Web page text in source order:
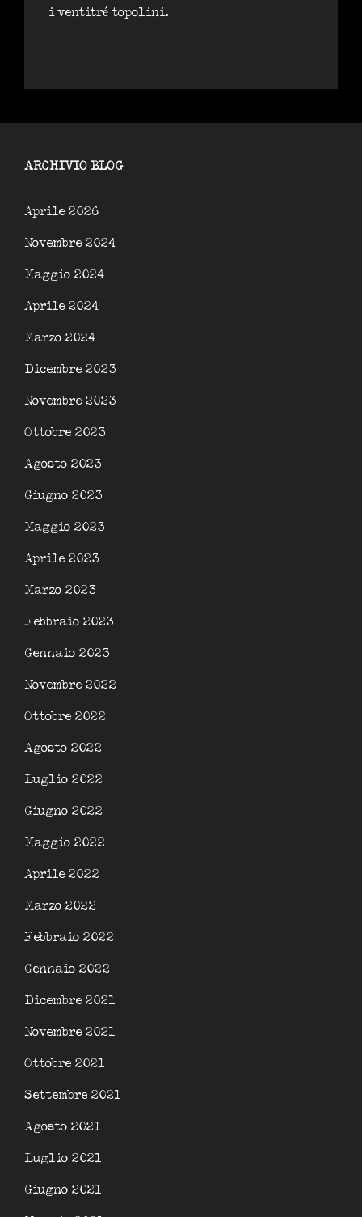
i ventitré topolini.
ARCHIVIO BLOG
Aprile 2026
Novembre 2024
Maggio 2024
Aprile 2024
Marzo 2024
Dicembre 2023
Novembre 2023
Ottobre 2023
Agosto 2023
Giugno 2023
Maggio 2023
Aprile 2023
Marzo 2023
Febbraio 2023
Gennaio 2023
Novembre 2022
Ottobre 2022
Agosto 2022
Luglio 2022
Giugno 2022
Maggio 2022
Aprile 2022
Marzo 2022
Febbraio 2022
Gennaio 2022
Dicembre 2021
Novembre 2021
Ottobre 2021
Settembre 2021
Agosto 2021
Luglio 2021
Giugno 2021